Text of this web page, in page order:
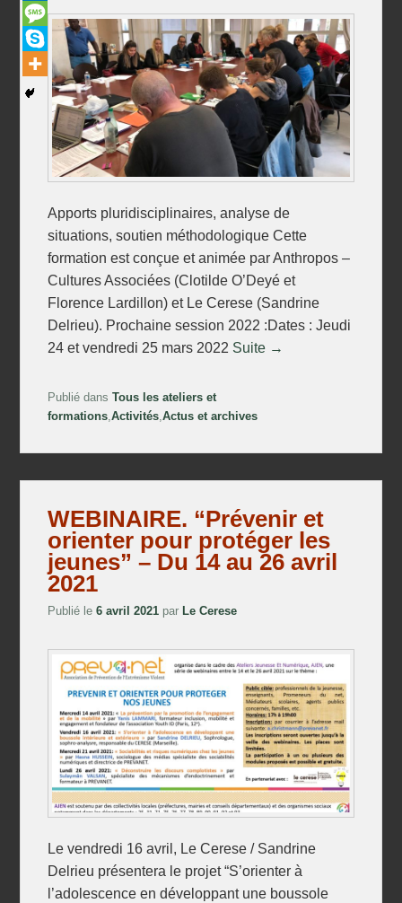
Apports pluridisciplinaires, analyse de
situations, soutien méthodologique Cette
formation est conçue et animée par Anthropos –
Cultures Associées (Clotilde O’Deyé et
Florence Lardillon) et Le Cerese (Sandrine
Delrieu). Prochaine session 2022 :Dates : Jeudi
24 et vendredi 25 mars 2022 Suite →
Publié dans Tous les ateliers et
formations,Activités,Actus et archives
WEBINAIRE. “Prévenir et
orienter pour protéger les
jeunes” – Du 14 au 26 avril
2021
Publié le6 avril 2021 par Le Cerese
Le vendredi 16 avril, Le Cerese / Sandrine
Delrieu présentera le projet “S’orienter à
l’adolescence en développant une boussole